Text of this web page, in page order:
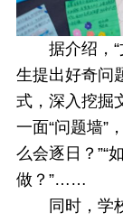
据介绍，
生提出好奇问
式，深入挖掘
一面“问题墙”
么会逐日？”“
做？”……
同时，学